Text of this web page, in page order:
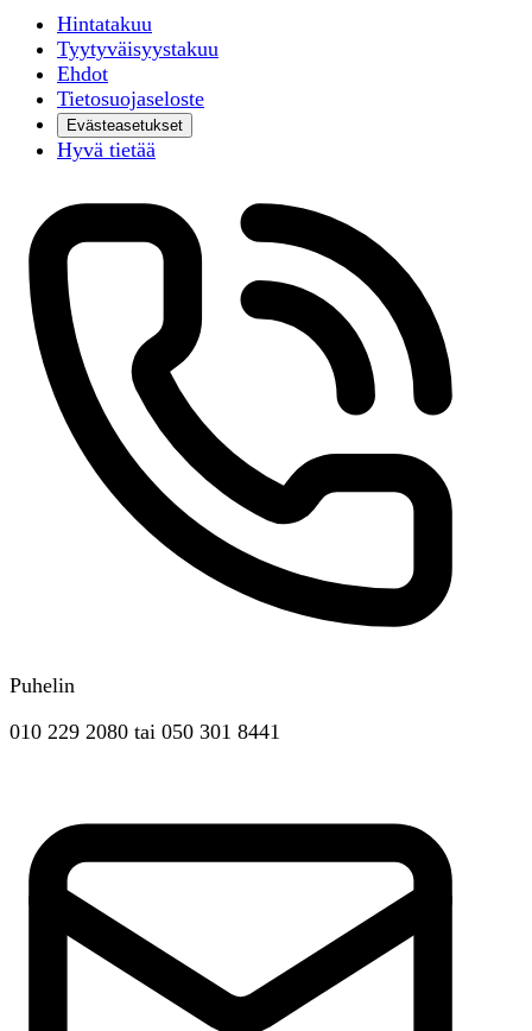
Hintatakuu
Tyytyväisyystakuu
Ehdot
Tietosuojaseloste
Evästeasetukset
Hyvä tietää
Puhelin
010 229 2080 tai 050 301 8441